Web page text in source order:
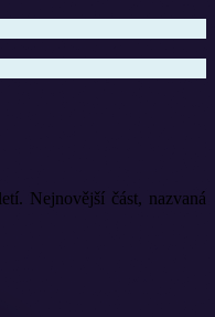
Nejnovější část, nazvaná